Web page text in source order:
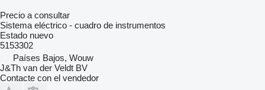
Precio a consultar
Sistema eléctrico - cuadro de instrumentos
Estado nuevo
5153302
Países Bajos, Wouw
J&Th van der Veldt BV
Contacte con el vendedor